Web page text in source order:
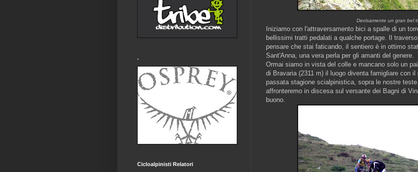
Decisamente un gran bel
Iniziamo con l'attraversamento bici a spalle di un
bellissimi tratti pedalati a qualche portage. Il
pensare che stai faticando, il sentiero è in ottimo
Sant'Anna, una vera perla per gli amanti del genere.
Ormai siamo in vista del colle e mancano solo un
di Bravaria (2311 m) il luogo diventa famigliare con
passata stagione scialpinistica, sopra le nostre
affronteremo in discesa sul versante dei Bagni di
buono.
.
Cicloalpinisti Relatori